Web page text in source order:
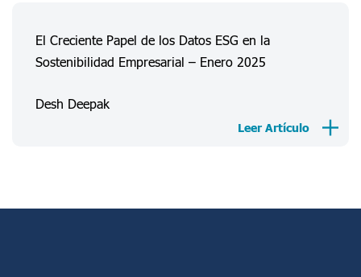
FAQ
Acceso
El Creciente Papel de los Datos ESG en la
Sostenibilidad Empresarial – Enero 2025
Desh Deepak
Leer Artículo